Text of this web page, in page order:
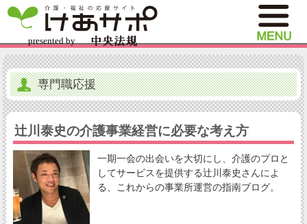
専門職応援
辻川泰史の介護事業経営に必要な考え方
一期一会の出会いを大切にし、介護のプロと
してサービスを提供する辻川泰史さんによ
る、これからの事業所運営の指南ブログ。